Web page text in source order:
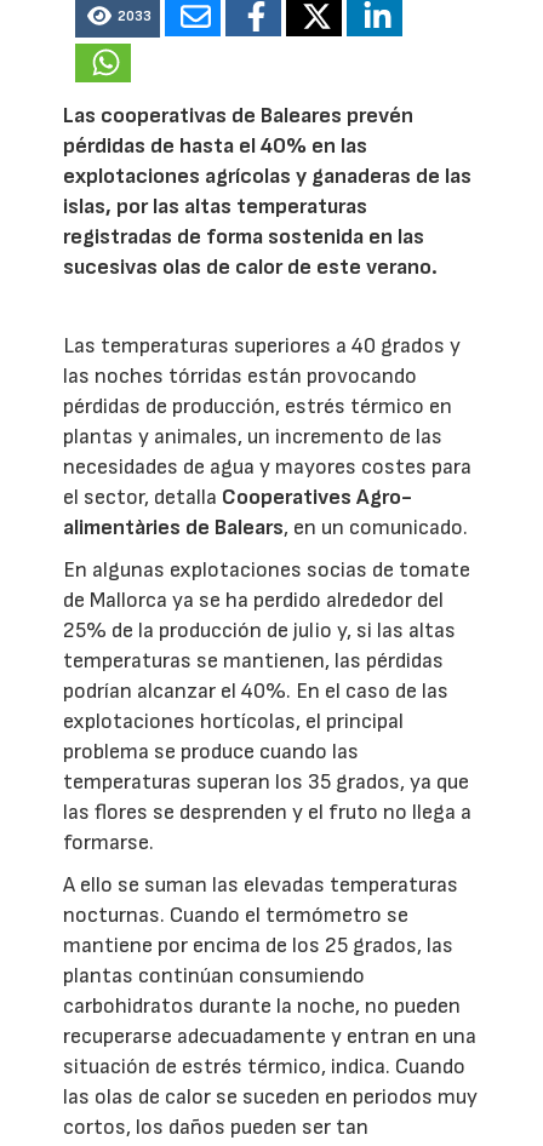
2033
Las cooperativas de Baleares prevén
pérdidas de hasta el 40% en las
explotaciones agrícolas y ganaderas de las
islas, por las altas temperaturas
registradas de forma sostenida en las
sucesivas olas de calor de este verano.
Las temperaturas superiores a 40 grados y
las noches tórridas están provocando
pérdidas de producción, estrés térmico en
plantas y animales, un incremento de las
necesidades de agua y mayores costes para
el sector, detalla Cooperatives Agro-
alimentàries de Balears, en un comunicado.
En algunas explotaciones socias de tomate
de Mallorca ya se ha perdido alrededor del
25% de la producción de julio y, si las altas
temperaturas se mantienen, las pérdidas
podrían alcanzar el 40%. En el caso de las
explotaciones hortícolas, el principal
problema se produce cuando las
temperaturas superan los 35 grados, ya que
las flores se desprenden y el fruto no llega a
formarse.
A ello se suman las elevadas temperaturas
nocturnas. Cuando el termómetro se
mantiene por encima de los 25 grados, las
plantas continúan consumiendo
carbohidratos durante la noche, no pueden
recuperarse adecuadamente y entran en una
situación de estrés térmico, indica. Cuando
las olas de calor se suceden en periodos muy
cortos, los daños pueden ser tan